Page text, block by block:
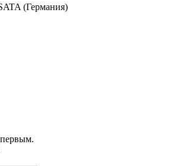
(Германия)